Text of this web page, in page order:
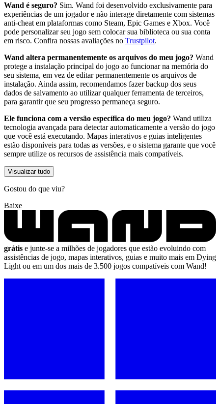
Wand é seguro? Sim. Wand foi desenvolvido exclusivamente para
experiências de um jogador e não interage diretamente com sistemas
anti-cheat em plataformas como Steam, Epic Games e Xbox. Você
pode personalizar seu jogo sem colocar sua biblioteca ou sua conta
em risco. Confira nossas avaliações no Trustpilot.
Wand altera permanentemente os arquivos do meu jogo? Wand
protege a instalação principal do jogo ao funcionar na memória do
seu sistema, em vez de editar permanentemente os arquivos de
instalação. Ainda assim, recomendamos fazer backup dos seus
dados de salvamento ao utilizar qualquer ferramenta de terceiros,
para garantir que seu progresso permaneça seguro.
Ele funciona com a versão específica do meu jogo? Wand utiliza
tecnologia avançada para detectar automaticamente a versão do jogo
que você está executando. Mapas interativos e guias inteligentes
estão disponíveis para todas as versões, e o sistema garante que você
sempre utilize os recursos de assistência mais compatíveis.
Visualizar tudo
Gostou do que viu?
Baixe
grátis e junte-se a milhões de jogadores que estão evoluindo com
assistências de jogo, mapas interativos, guias e muito mais em Dying
Light ou em um dos mais de 3.500 jogos compatíveis com Wand!